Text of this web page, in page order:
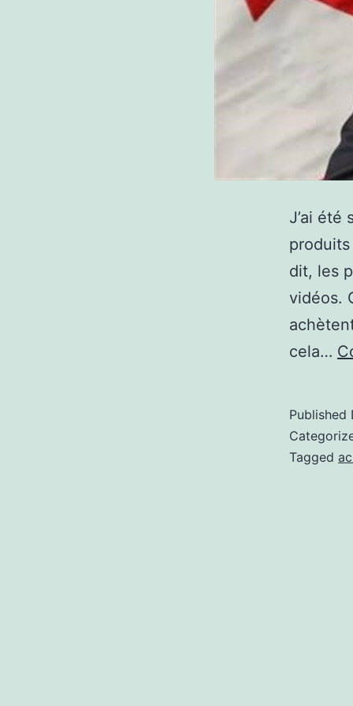
J’ai été
dit, les
vidéos.
cela…
Published
Tagged